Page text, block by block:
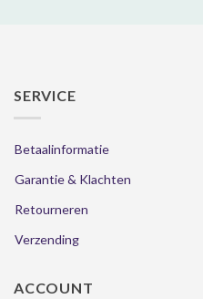
SERVICE
Betaalinformatie
Garantie & Klachten
Retourneren
Verzending
ACCOUNT